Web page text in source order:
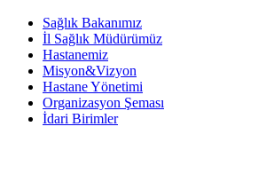
Sağlık Bakanımız
İl Sağlık Müdürümüz
Hastanemiz
Misyon&Vizyon
Hastane Yönetimi
Organizasyon Şeması
İdari Birimler